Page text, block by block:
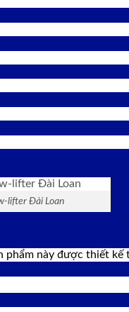
lifter Đài Loan
này được thiết kế